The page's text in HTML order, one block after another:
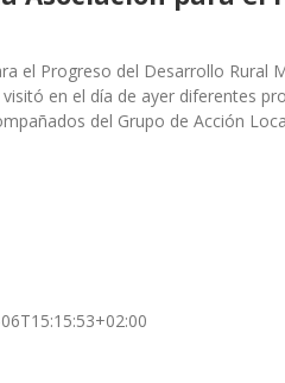
el Progreso del Desarrollo Rural
en el día de ayer diferentes
del Grupo de Acción